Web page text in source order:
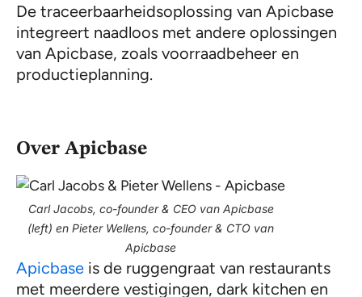
De traceerbaarheidsoplossing van Apicbase
integreert naadloos met andere oplossingen
van Apicbase, zoals voorraadbeheer en
productieplanning.
Over Apicbase
Carl Jacobs, co-founder & CEO van Apicbase
(left) en Pieter Wellens, co-founder & CTO van
Apicbase
Apicbase is de ruggengraat van restaurants
met meerdere vestigingen, dark kitchen en